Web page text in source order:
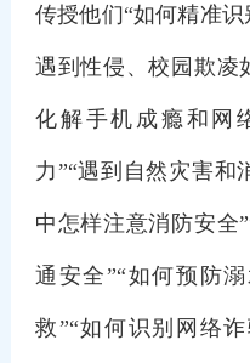
传授他们“如何精准识
遇到性侵、校园欺凌
化解手机成瘾和网
力”“遇到自然灾害和
中怎样注意消防安全
通安全”“如何预防
救”“如何识别网络